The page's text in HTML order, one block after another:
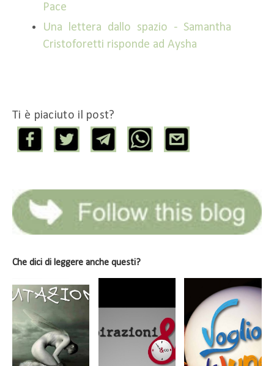
Pace
Una lettera dallo spazio - Samantha
Cristoforetti risponde ad Aysha
Ti è piaciuto il post?
Che dici di leggere anche questi?